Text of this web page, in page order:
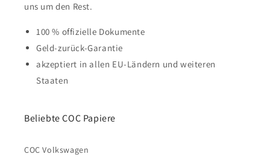
uns um den Rest.
100 % offizielle Dokumente
Geld-zurück-Garantie
akzeptiert in allen EU-Ländern und weiteren
Staaten
Beliebte COC Papiere
COC Volkswagen